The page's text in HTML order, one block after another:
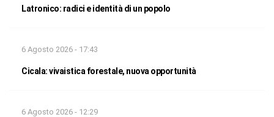
Latronico: radici e identità di un popolo
6 Agosto 2026 - 17:43
Cicala: vivaistica forestale, nuova opportunità
6 Agosto 2026 - 12:29